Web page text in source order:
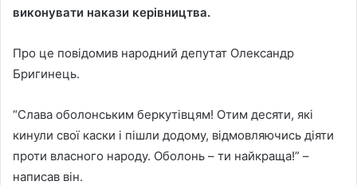
виконувати накази керівництва.
Про це повідомив народний депутат Олександр
Бригинець.
“Слава оболонським беркутівцям! Отим десяти, які
кинули свої каски і пішли додому, відмовляючись діяти
проти власного народу. Оболонь – ти найкраща!” –
написав він.